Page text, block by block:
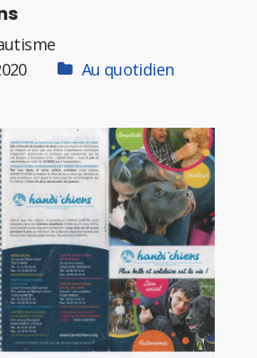
Au quotidien